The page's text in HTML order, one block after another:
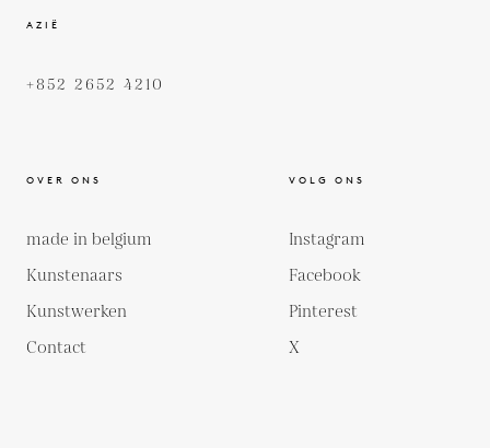
AZIË
+852 2652 4210
OVER ONS
made in belgium
Kunstenaars
Kunstwerken
Contact
VOLG ONS
Instagram
Facebook
Pinterest
X